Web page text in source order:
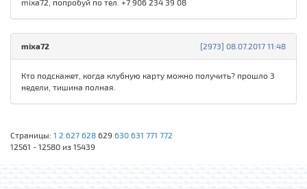
mixa72, попробуй по тел. +7 906 234 39 08
[2973] 08.07.2017 11:48
mixa72
Кто подскажет, когда клубную карту можно получить? прошло 3
недели, тишина полная.
Страницы: 1 2 627 628 629 630 631 771 772
12561 - 12580 из 15439